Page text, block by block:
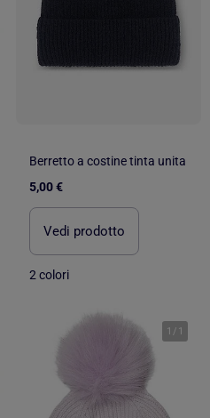
Berretto a costine tinta unita
5,00 €
Vedi prodotto
2 colori
1 / 1